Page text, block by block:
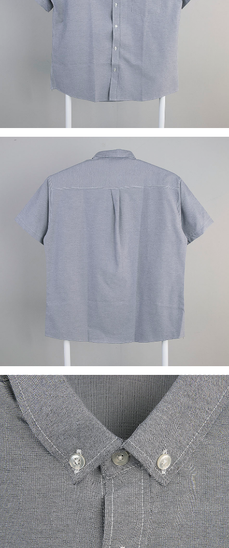
이코 라이프 하